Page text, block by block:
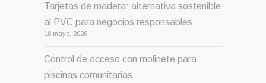
Tarjetas de madera: alternativa sostenible
al PVC para negocios responsables
18 mayo, 2026
Control de acceso con molinete para
piscinas comunitarias